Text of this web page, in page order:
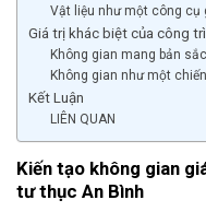
Vật liệu như một công cụ
Giá trị khác biệt của công
Không gian mang bản
Không gian như một
Kết Luận
LIÊN QUAN
Kiến tạo không gian
tư thục An Bình